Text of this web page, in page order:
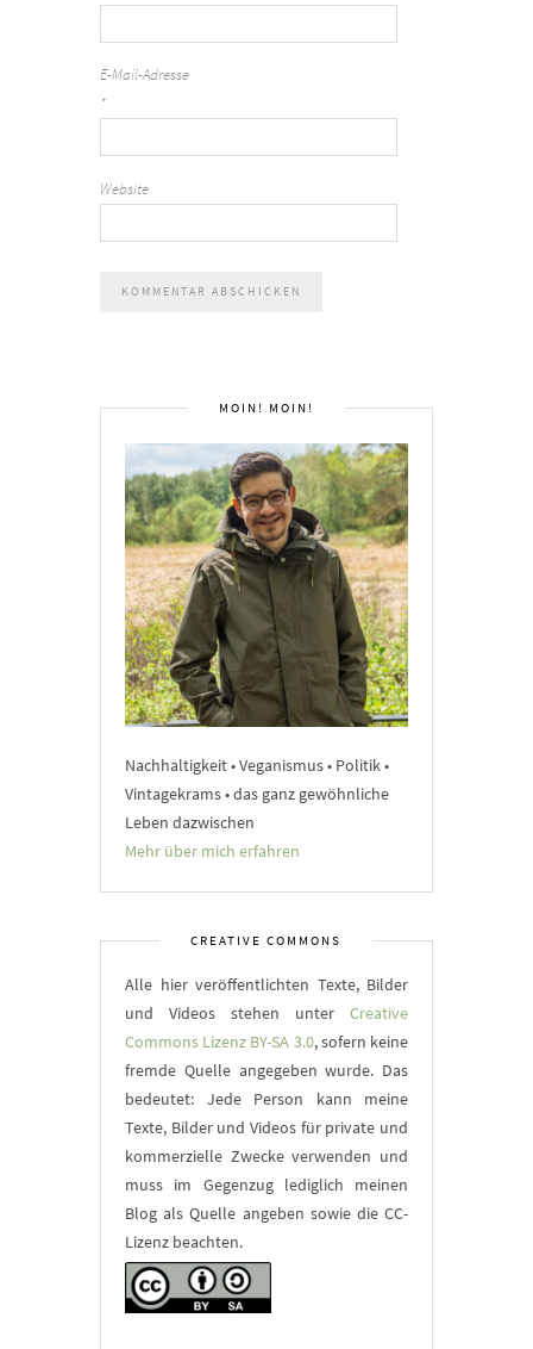
E-Mail-Adresse
*
Website
MOIN! MOIN!
Nachhaltigkeit • Veganismus • Politik •
Vintagekrams • das ganz gewöhnliche
Leben dazwischen
Mehr über mich erfahren
CREATIVE COMMONS
Alle hier veröffentlichten Texte, Bilder
und Videos stehen unter Creative
Commons Lizenz BY-SA 3.0, sofern keine
fremde Quelle angegeben wurde. Das
bedeutet: Jede Person kann meine
Texte, Bilder und Videos für private und
kommerzielle Zwecke verwenden und
muss im Gegenzug lediglich meinen
Blog als Quelle angeben sowie die CC-
Lizenz beachten.